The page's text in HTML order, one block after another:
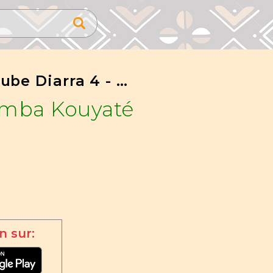
Kouroube Diarra 4 - Feat Balla Tounkara
Kouyaté
sur: